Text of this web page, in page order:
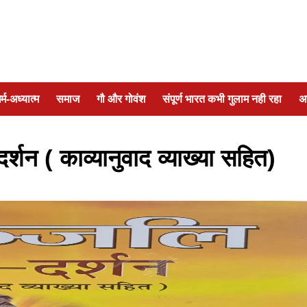
अध्यात्म समाज गौ और गोवंश संपूर्ण भारत कभी गुलाम नही रहा
( काव्यानुवाद व्याख्या सहित)